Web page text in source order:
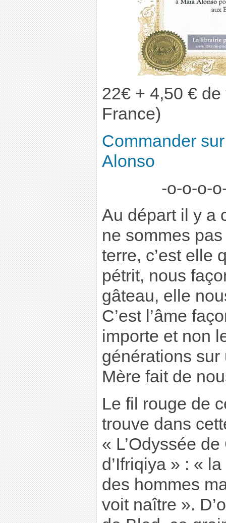
22€ + 4,50 €
France)
Commander
Alonso
-o-o-o-
Au départ il y a
ne sommes
terre, c’est elle
pétrit, nous
gâteau, elle
C’est l’âme
importe et non
générations sur
Mère fait de
Le fil rouge de
trouve dans
« L’Odyssée
d’Ifriqiya » : «
des hommes
voit naître ».